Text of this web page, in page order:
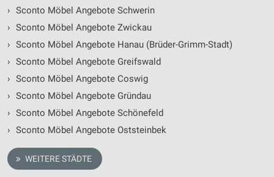
› Sconto Möbel Angebote Schwerin
› Sconto Möbel Angebote Zwickau
› Sconto Möbel Angebote Hanau (Brüder-Grimm-Stadt)
› Sconto Möbel Angebote Greifswald
› Sconto Möbel Angebote Coswig
› Sconto Möbel Angebote Gründau
› Sconto Möbel Angebote Schönefeld
› Sconto Möbel Angebote Oststeinbek
WEITERE STÄDTE